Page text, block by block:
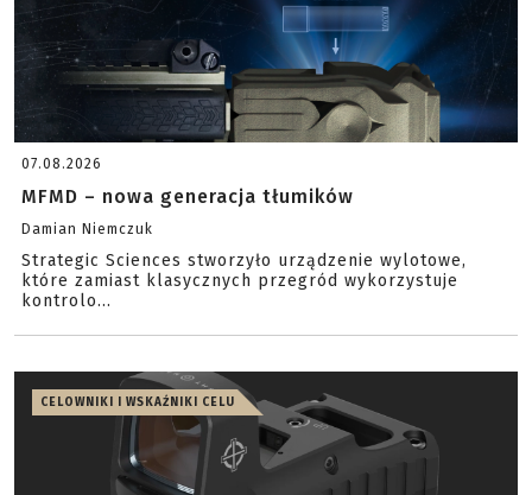
07.08.2026
MFMD – nowa generacja tłumików
Damian Niemczuk
Strategic Sciences stworzyło urządzenie wylotowe,
które zamiast klasycznych przegród wykorzystuje
kontrolo...
CELOWNIKI I WSKAŹNIKI CELU